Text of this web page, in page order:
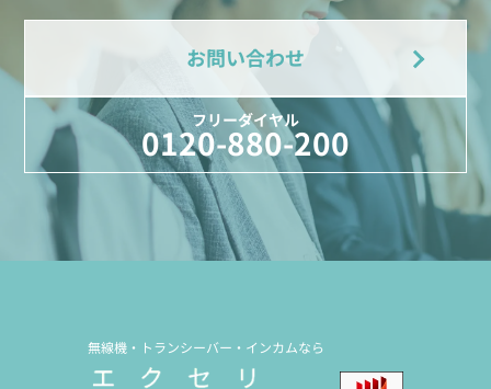
お問い合わせ
フリーダイヤル
0120-880-200
無線機・トランシーバー・インカムなら